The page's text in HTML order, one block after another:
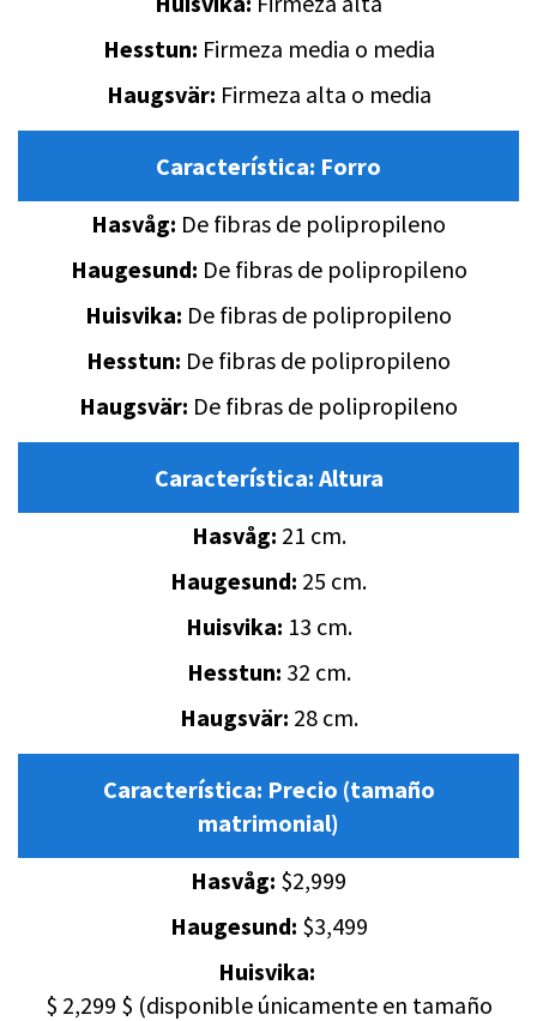
Hesstun: Firmeza media o media
Haugsvär: Firmeza alta o media
Característica: Forro
Hasvåg: De fibras de polipropileno
Haugesund: De fibras de polipropileno
Huisvika: De fibras de polipropileno
Hesstun: De fibras de polipropileno
Haugsvär: De fibras de polipropileno
Característica: Altura
Hasvåg: 21 cm.
Haugesund: 25 cm.
Huisvika: 13 cm.
Hesstun: 32 cm.
Haugsvär: 28 cm.
Característica: Precio (tamaño
matrimonial)
Hasvåg: $2,999
Haugesund: $3,499
Huisvika:
$ 2,299 $ (disponible únicamente en tamaño